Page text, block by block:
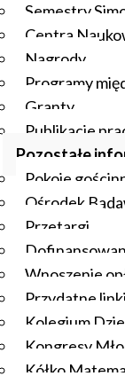
Semestry
Centra
Nagrody
Programy
Granty
Publikacje
Pozostałe
Pokoje
Ośrodek
Przetargi
Wnoszenie
Przydatne linki
Kolegium
Kongresy
Kółko